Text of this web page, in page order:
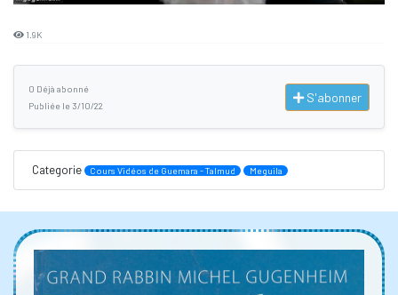
1.9K
0 Déjà abonné
Publiée le 3/10/22
S'abonner
Categorie Cours Vidéos de Guemara - Talmud Meguila